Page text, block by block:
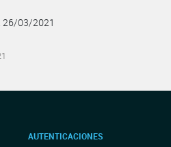
26/03/2021
AUTENTICACIONES